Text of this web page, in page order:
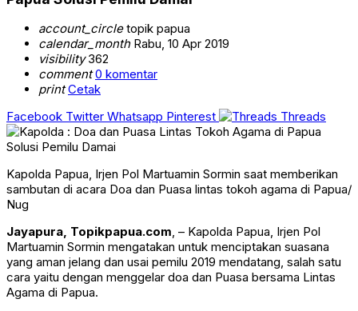
account_circletopik papua
calendar_monthRabu, 10 Apr 2019
visibility362
comment 0 komentar
print Cetak
Facebook Twitter Whatsapp Pinterest Threads
Kapolda Papua, Irjen Pol Martuamin Sormin saat memberikan
sambutan di acara Doa dan Puasa lintas tokoh agama di Papua/
Nug
Jayapura, Topikpapua.com, – Kapolda Papua, Irjen Pol
Martuamin Sormin mengatakan untuk menciptakan suasana
yang aman jelang dan usai pemilu 2019 mendatang, salah satu
cara yaitu dengan menggelar doa dan Puasa bersama Lintas
Agama di Papua.